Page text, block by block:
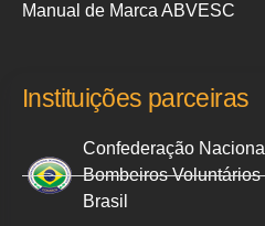
Manual de Marca ABVESC
Instituições parceiras
Confederação
Bombeiros Voluntários
Brasil